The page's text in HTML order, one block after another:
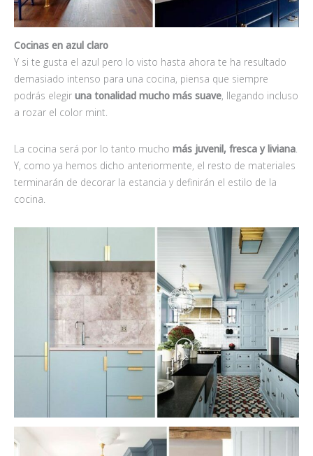
Cocinas en azul claro
Y si te gusta el azul pero lo visto hasta ahora te ha resultado
demasiado intenso para una cocina, piensa que siempre
podrás elegir una tonalidad mucho más suave, llegando incluso
a rozar el color mint.
La cocina será por lo tanto mucho más juvenil, fresca y liviana
Y, como ya hemos dicho anteriormente, el resto de materiales
terminarán de decorar la estancia y definirán el estilo de la
cocina.